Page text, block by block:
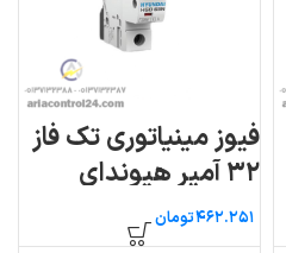
فیوز مینیاتوری تک فاز
۳۲ آمپر هیوندای
تومان